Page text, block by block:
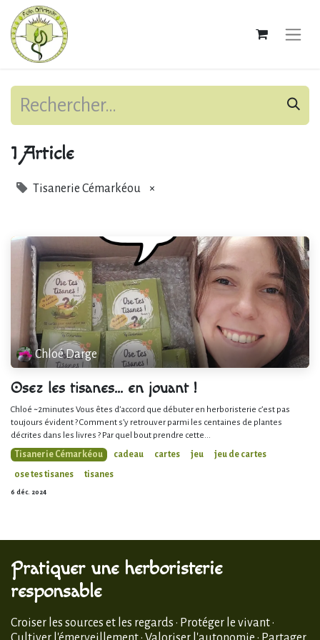
1 Article
Tisanerie Cémarkéou ×
Chloé Darge
Osez les tisanes… en jouant !
Chloé ~2minutes Vous êtes d’accord que débuter en herboristerie c’est pas
toujours évident ? Comment s’y retrouver parmi les centaines de plantes
décrites dans les livres ? Par quel bout prendre cette...
Tisanerie Cémarkéou cadeau cartes jeu
jeu de cartes
ose tes tisanes
tisanes
6 déc. 2024
Pratiquer une herboristerie
responsable
Croiser les sources et les regards · Protéger le vivant ·